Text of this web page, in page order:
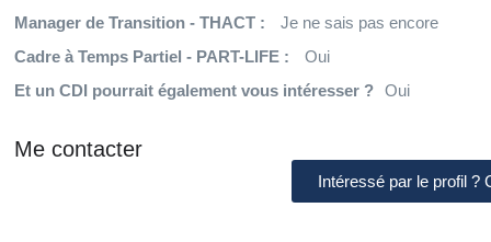
Manager de Transition - THACT :
Je ne sais pas encore
Cadre à Temps Partiel - PART-LIFE :
Oui
Et un CDI pourrait également vous intéresser ? Oui
Me contacter
Intéressé par le profil ?